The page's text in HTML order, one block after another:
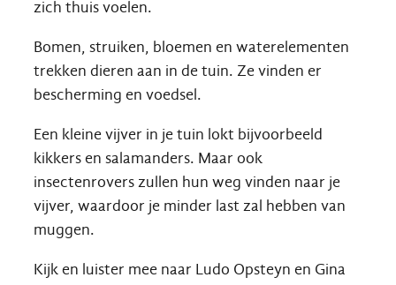
zich thuis voelen.
Bomen, struiken, bloemen en waterelementen
trekken dieren aan in de tuin. Ze vinden er
bescherming en voedsel.
Een kleine vijver in je tuin lokt bijvoorbeeld
kikkers en salamanders. Maar ook
insectenrovers zullen hun weg vinden naar je
vijver, waardoor je minder last zal hebben van
muggen.
Kijk en luister mee naar Ludo Opsteyn en Gina